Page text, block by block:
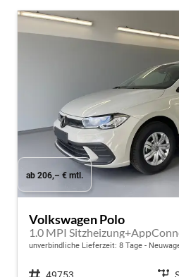
ab 206,– € mtl.
Volkswagen Polo
unverbindliche Lieferzeit: 8 Tage